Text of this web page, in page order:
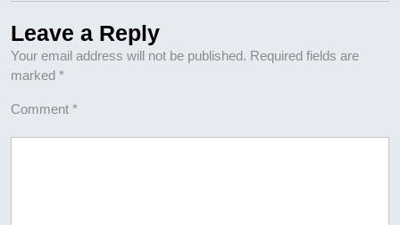
Leave a Reply
Your email address will not be published. Required fields are
marked *
Comment *